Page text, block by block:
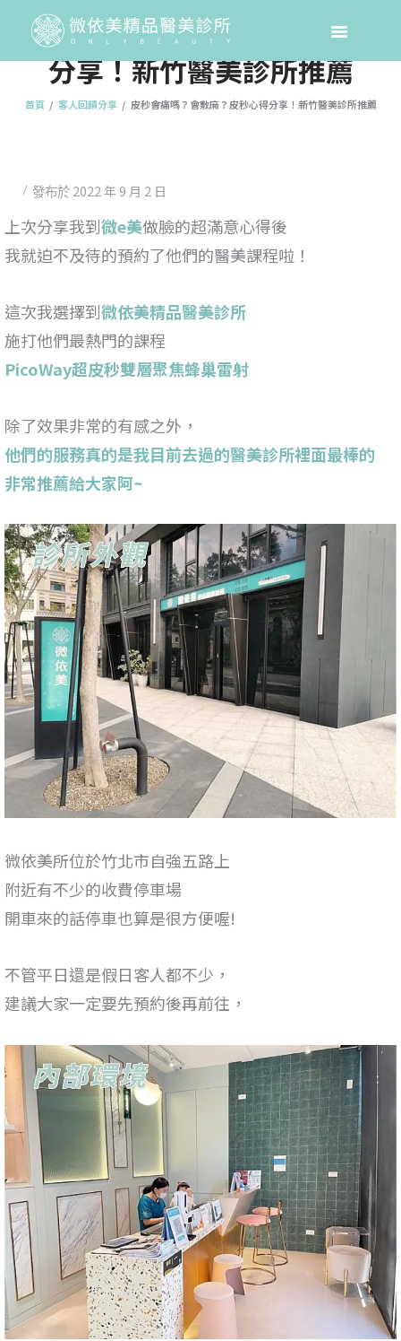
皮秒會痛嗎？會敷麻？皮秒心得
分享！新竹醫美診所推薦
首頁 客人回饋分享 皮秒會痛嗎？會敷麻？皮秒心得分享！新竹醫美診所推薦
發布於 2022 年 9 月 2 日
上次分享我到微e美做臉的超滿意心得後
我就迫不及待的預約了他們的醫美課程啦！
這次我選擇到微依美精品醫美診所
施打他們最熱門的課程
PicoWay超皮秒雙層聚焦蜂巢雷射
除了效果非常的有感之外，
他們的服務真的是我目前去過的醫美診所裡面最棒的
非常推薦給大家阿~
微依美所位於竹北市自強五路上
附近有不少的收費停車場
開車來的話停車也算是很方便喔!
不管平日還是假日客人都不少，
建議大家一定要先預約後再前往，